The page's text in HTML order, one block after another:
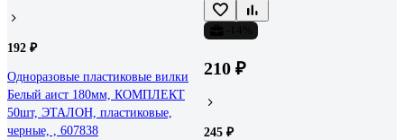
192 ₽
Одноразовые пластиковые вилки
Белый аист 180мм, КОМПЛЕКТ
50шт, ЭТАЛОН, пластиковые,
черные, , 607838
210 ₽
245 ₽